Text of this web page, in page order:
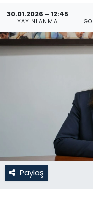
30.01.2026 - 12:45
YAYINLANMA
Paylaş
KKTC
KKTC YEREL
Nöbetçi
Otomobil